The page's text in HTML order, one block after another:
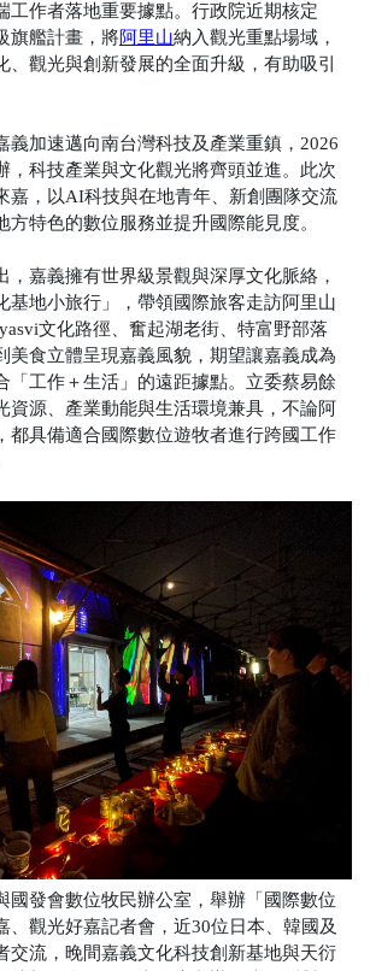
工作者落地重要據點。行政院近期核定
旗艦計畫，將阿里山納入觀光重點場域，
、觀光與創新發展的全面升級，有助吸引
義加速邁向南台灣科技及產業重鎮，2026
，科技產業與文化觀光將齊頭並進。此次
嘉，以AI科技與在地青年、新創團隊交流
方特色的數位服務並提升國際能見度。
，嘉義擁有世界級景觀與深厚文化脈絡，
基地小旅行」，帶領國際旅客走訪阿里山
文化路徑、奮起湖老街、特富野部落
美食立體呈現嘉義風貌，期望讓嘉義成為
「工作＋生活」的遠距據點。立委蔡易餘
資源、產業動能與生活環境兼具，不論阿
都具備適合國際數位遊牧者進行跨國工作
國發會數位牧民辦公室，舉辦「國際數位
、觀光好嘉記者會，近30位日本、韓國及
交流，晚間嘉義文化科技創新基地與天衍